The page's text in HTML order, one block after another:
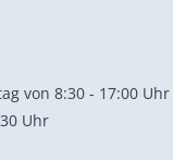
von 8:30 - 17:00 Uhr
Uhr